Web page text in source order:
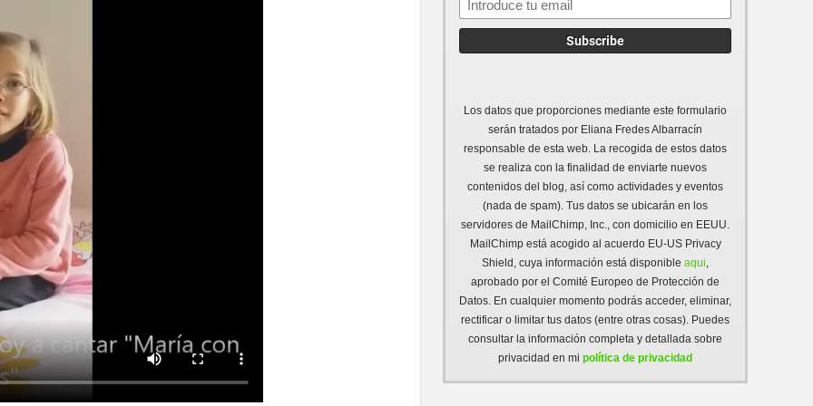
Los datos que proporciones mediante este formulario
serán tratados por Eliana Fredes Albarracín
responsable de esta web. La recogida de estos datos
se realiza con la finalidad de enviarte nuevos
contenidos del blog, así como actividades y eventos
(nada de spam). Tus datos se ubicarán en los
servidores de MailChimp, Inc., con domicilio en EEUU.
MailChimp está acogido al acuerdo EU-US Privacy
Shield, cuya información está disponible aqui
aprobado por el Comité Europeo de Protección de
Datos. En cualquier momento podrás acceder, eliminar,
rectificar o limitar tus datos (entre otras cosas). Puedes
consultar la información completa y detallada sobre
privacidad en mi política de privacidad